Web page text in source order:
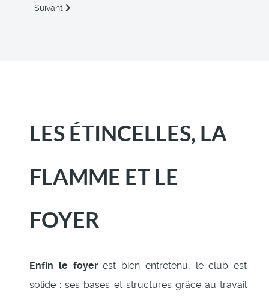
Article suivant : A la croisée des chemins
Suivant
LES ÉTINCELLES, LA
FLAMME ET LE
FOYER
Enfin le foyerest bien entretenu, le club est
solide : ses bases et structures grâce au travail